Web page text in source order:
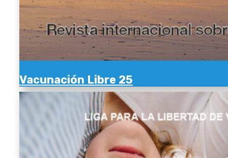
Vacunación Libre 25